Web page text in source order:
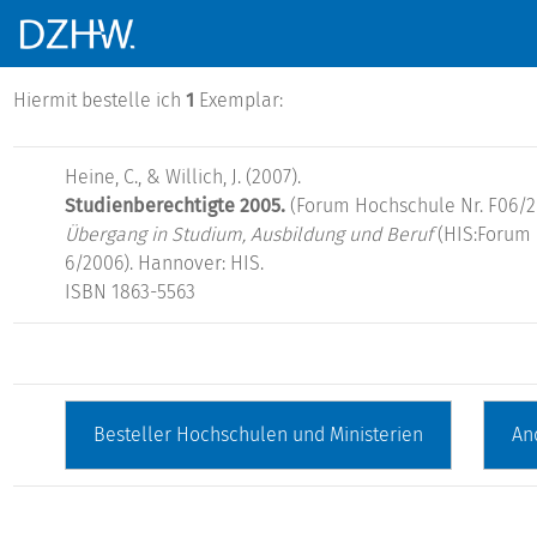
Hiermit bestelle ich1 Exemplar:
Heine, C., & Willich, J. (2007).
Studienberechtigte 2005. (Forum Hochschule Nr. F06/
Übergang in Studium, Ausbildung und Beruf
6/2006). Hannover: HIS.
ISBN 1863-5563